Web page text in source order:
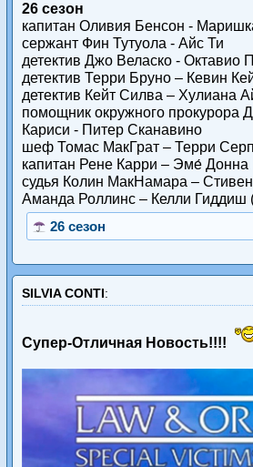
26 сезон
капитан Оливия Бенсон -
сержант Фин Тутуола - Айс Ти
детектив Джо Веласко - Октавио
детектив Терри Бруно – Кевин
детектив Кейт Силва – Хулиана
помощник окружного прокурора
Кариси - Питер Сканавино
шеф Томас МакГрат – Терри
капитан Рене Карри – Эме́ Донна
судья Колин МакНамара –
Аманда Роллинс – Келли Гиддиш
26 сезон
SILVIA CONTI:
Супер-Отличная Новость!!!!